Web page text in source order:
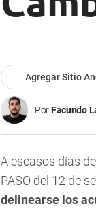
Agregar Sitio
PorFacundo
A escasos días
PASO del 12 de
delinearse los